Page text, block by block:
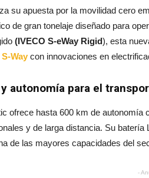
su apuesta por la movilidad cero
de gran tonelaje diseñado para
(IVECO S-eWay Rigid), esta
S-Way con innovaciones en
autonomía para el
ofrece hasta 600 km de
y de larga distancia. Su
de las mayores capacidades del
-